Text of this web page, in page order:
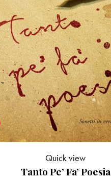
Tanto Pe’ Fa’ Poesia
Quick view